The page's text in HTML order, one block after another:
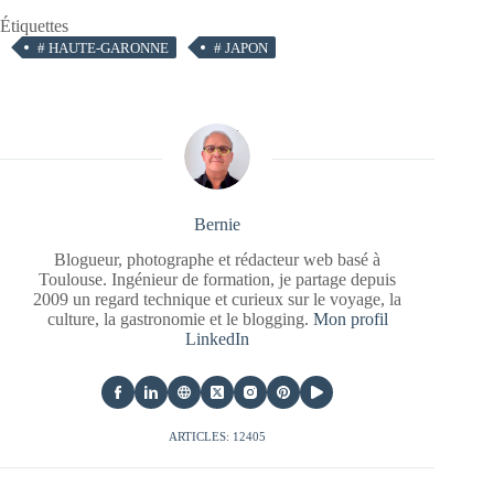
Étiquettes
# HAUTE-GARONNE # JAPON
Bernie
Blogueur, photographe et rédacteur web basé à
Toulouse. Ingénieur de formation, je partage depuis
2009 un regard technique et curieux sur le voyage, la
culture, la gastronomie et le blogging. Mon profil
LinkedIn
ARTICLES: 12405